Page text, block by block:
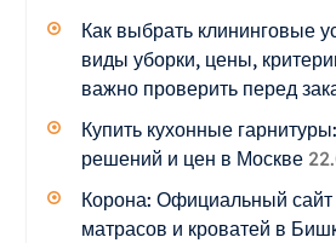
Как выбрать клининговые
виды уборки, цены,
важно проверить перед
Купить кухонные
решений и цен в Москве
Корона: Официальный
матрасов и кроватей в